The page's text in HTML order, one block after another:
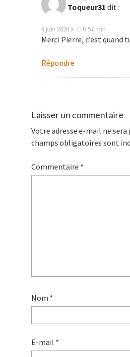
Toqueur31 dit :
8 juin 2020 à 11 h 57 min
Merci Pierre, c’est quand
Répondre
Laisser un commentaire
Votre adresse e-mail ne sera
champs obligatoires sont
Commentaire *
Nom *
E-mail *